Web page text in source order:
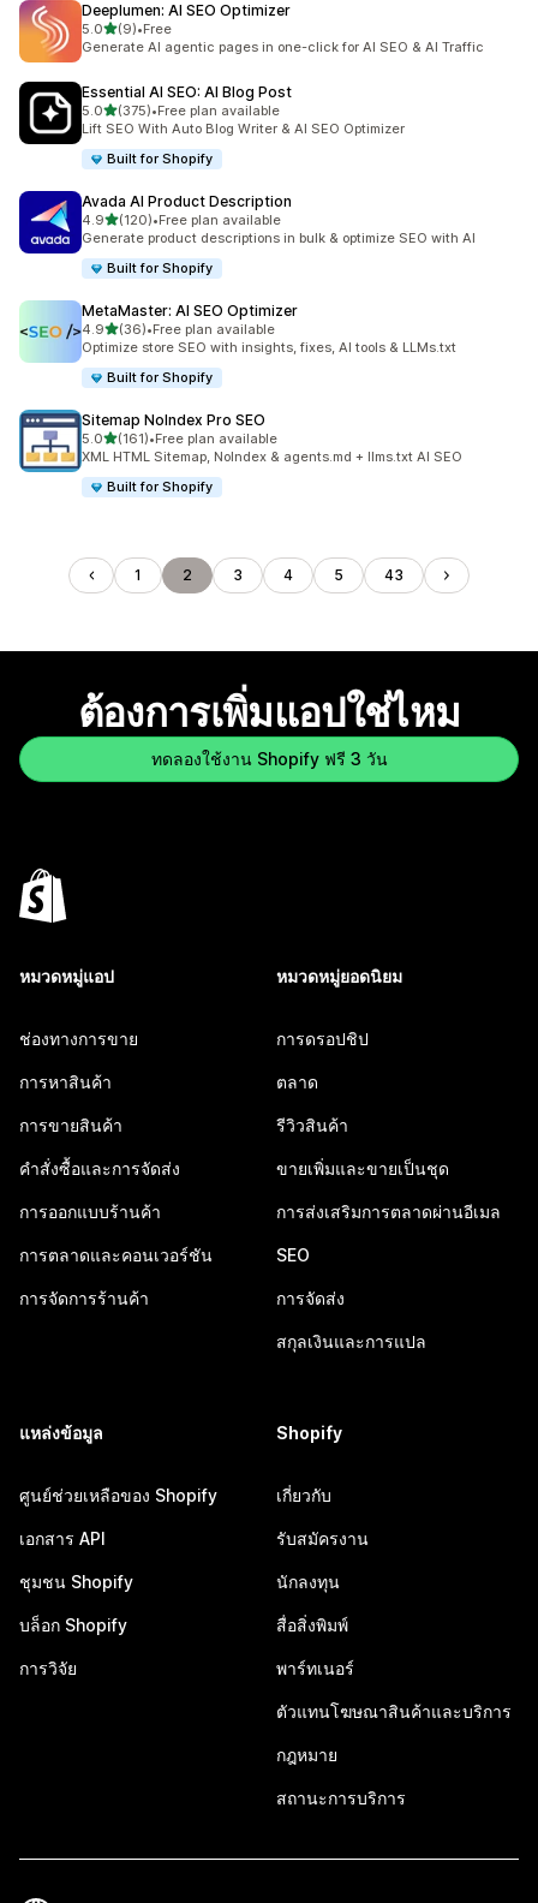
Deeplumen: AI SEO Optimizer
5.0เต็ม 5 ดาว
(9)
ทั้งหมด 9 รีวิว
•Free
Generate AI agentic pages in one-click for AI SEO & AI Traffic
Essential AI SEO: AI Blog Post
5.0เต็ม 5 ดาว
(375)
ทั้งหมด 375 รีวิว
•Free plan available
Lift SEO With Auto Blog Writer & AI SEO Optimizer
Built for Shopify
Avada AI Product Description
4.9เต็ม 5 ดาว
(120)
ทั้งหมด 120 รีวิว
•Free plan available
Generate product descriptions in bulk & optimize SEO with AI
Built for Shopify
MetaMaster: AI SEO Optimizer
4.9เต็ม 5 ดาว
(36)
ทั้งหมด 36 รีวิว
•Free plan available
Optimize store SEO with insights, fixes, AI tools & LLMs.txt
Built for Shopify
Sitemap NoIndex Pro SEO
5.0เต็ม 5 ดาว
(161)
ทั้งหมด 161 รีวิว
•Free plan available
XML HTML Sitemap, NoIndex & agents.md + llms.txt AI SEO
Built for Shopify
1 2 3 4 5 43
ต้องการเพิ่มแอปใช่ไหม
ทดลองใช้งาน Shopify ฟรี 3 วัน
หมวดหมู่แอป
ช่องทางการขาย
การหาสินค้า
การขายสินค้า
คำสั่งซื้อและการจัดส่ง
การออกแบบร้านค้า
การตลาดและคอนเวอร์ชัน
การจัดการร้านค้า
หมวดหมู่ยอดนิยม
การดรอปชิป
ตลาด
รีวิวสินค้า
ขายเพิ่มและขายเป็นชุด
การส่งเสริมการตลาดผ่านอีเมล
SEO
การจัดส่ง
สกุลเงินและการแปล
แหล่งข้อมูล
ศูนย์ช่วยเหลือของ Shopify
เอกสาร API
ชุมชน Shopify
บล็อก Shopify
การวิจัย
Shopify
เกี่ยวกับ
รับสมัครงาน
นักลงทุน
สื่อสิ่งพิมพ์
พาร์ทเนอร์
ตัวแทนโฆษณาสินค้าและบริการ
กฎหมาย
สถานะการบริการ